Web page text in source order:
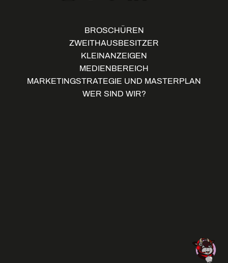
BROSCHÜREN
ZWEITHAUSBESITZER
KLEINANZEIGEN
MEDIENBEREICH
MARKETINGSTRATEGIE UND MASTERPLAN
WER SIND WIR?